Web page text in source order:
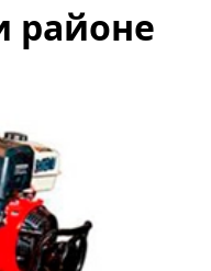
районе